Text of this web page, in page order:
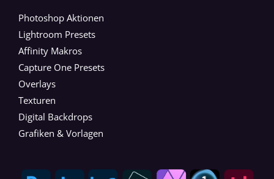
Photoshop Aktionen
Lightroom Presets
Affinity Makros
Capture One Presets
Overlays
Texturen
Digital Backdrops
Grafiken & Vorlagen